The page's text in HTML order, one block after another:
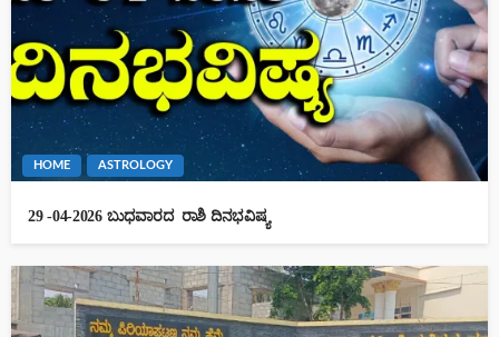
HOME ASTROLOGY
29 -04-2026 ಬುಧವಾರದ ರಾಶಿ ದಿನಭವಿಷ್ಯ